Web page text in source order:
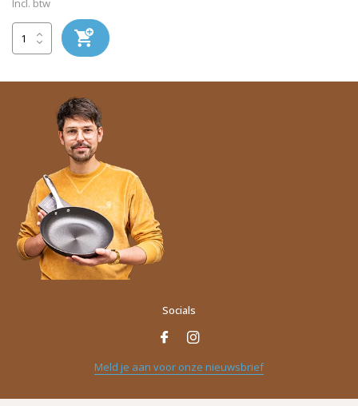
Incl. btw
Socials
Meld je aan voor onze nieuwsbrief